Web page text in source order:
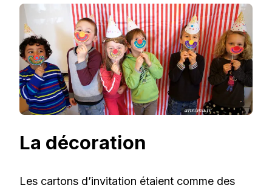
La décoration
Les cartons d’invitation étaient comme des